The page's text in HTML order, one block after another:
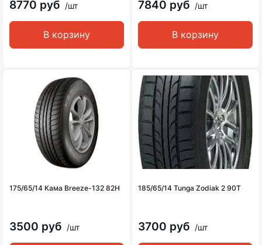
8770 руб /шт
В корзину
7840 руб /шт
В корзину
175/65/14 Кама Breeze-132 82H
3500 руб /шт
185/65/14 Tunga Zodiak 2 90T
3700 руб /шт